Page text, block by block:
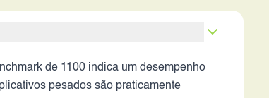
de 1100 indica um desempenho
pesados são praticamente